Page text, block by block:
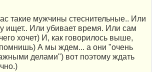
такие мужчины стеснительные.. Или
ищет.. Или убивает время. Или сам
хочет) И, как говорилось выше,
А мы ждем... а они "очень
делами") вот поэтому ждать